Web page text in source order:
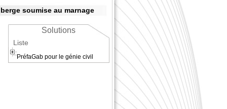
soumise au marnage
Solutions
Liste
PréfaGab pour le génie civil